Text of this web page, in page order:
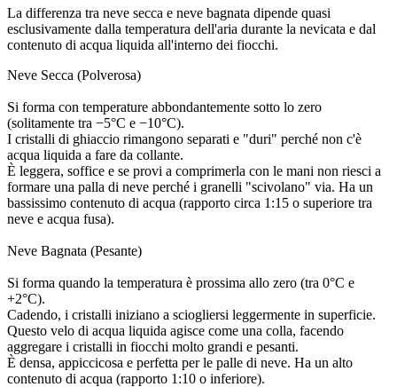
La differenza tra neve secca e neve bagnata dipende quasi
esclusivamente dalla temperatura dell'aria durante la nevicata e dal
contenuto di acqua liquida all'interno dei fiocchi.
Neve Secca (Polverosa)
Si forma con temperature abbondantemente sotto lo zero
(solitamente tra −5°C e −10°C).
I cristalli di ghiaccio rimangono separati e "duri" perché non c'è
acqua liquida a fare da collante.
È leggera, soffice e se provi a comprimerla con le mani non riesci a
formare una palla di neve perché i granelli "scivolano" via. Ha un
bassissimo contenuto di acqua (rapporto circa 1:15 o superiore tra
neve e acqua fusa).
Neve Bagnata (Pesante)
Si forma quando la temperatura è prossima allo zero (tra 0°C e
+2°C).
Cadendo, i cristalli iniziano a sciogliersi leggermente in superficie.
Questo velo di acqua liquida agisce come una colla, facendo
aggregare i cristalli in fiocchi molto grandi e pesanti.
È densa, appiccicosa e perfetta per le palle di neve. Ha un alto
contenuto di acqua (rapporto 1:10 o inferiore).